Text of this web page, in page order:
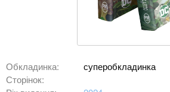
Обкладинка:
суперобкладинка
Сторінок: